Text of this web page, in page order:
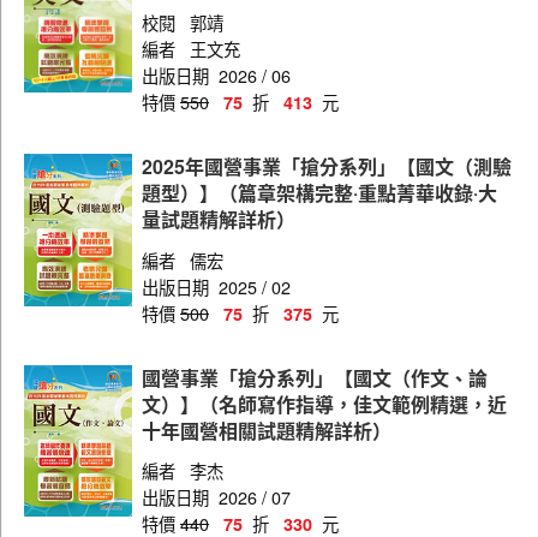
電機工程師
輪機工程師
機械工程師
技術生
校閱 郭靖
編者
王文充
出版日期 2026 / 06
特價550 75 折 413 元
2025年國營事業「搶分系列」【國文（測驗
題型）】（篇章架構完整‧重點菁華收錄‧大
量試題精解詳析）
編者 儒宏
出版日期 2025 / 02
特價500 75 折 375 元
國營事業「搶分系列」【國文（作文、論
文）】（名師寫作指導，佳文範例精選，近
十年國營相關試題精解詳析）
編者 李杰
出版日期 2026 / 07
特價440 75 折 330 元